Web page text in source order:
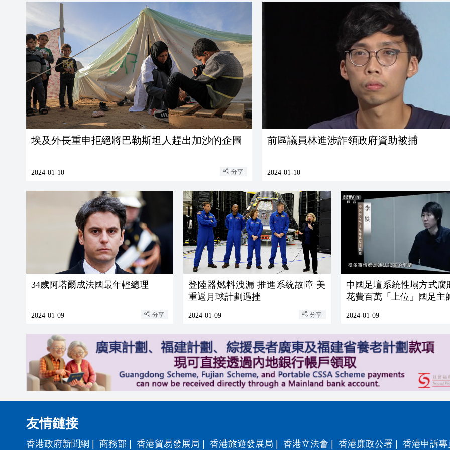
埃及外長重申拒絕將巴勒斯坦人趕出加沙的企圖
2024-01-10 分享
前區議員林進涉詐領政府資助被捕
2024-01-10
34歲阿塔爾成法國最年輕總理
2024-01-09 分享
登陸器燃料洩漏 推進系統故障 美
重返月球計劃遇挫
2024-01-09 分享
中國足壇系統性塌方式腐
花費百萬「上位」國足主
2024-01-09
友情鏈接
香港政府新聞網 | 商務部 | 香港貿易發展局 | 香港旅遊發展局 | 香港立法會 | 香港廉政公署 | 香港申訴